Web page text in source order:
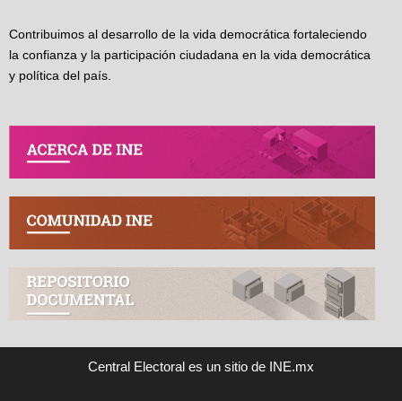
Contribuimos al desarrollo de la vida democrática fortaleciendo
la confianza y la participación ciudadana en la vida democrática
y política del país.
Central Electoral es un sitio de INE.mx